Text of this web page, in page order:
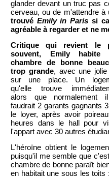
glander devant un truc pas
cerveau, ou de m'attendre
trouvé Emily in Paris si
agréable à regarder et ne
Critique qui revient le
souvent, Emily habite
chambre de bonne
trop grande, avec une
sur une place. Un
qu'elle trouve
alors que normalement
faudrait 2 garants gagnants
le loyer, après avoir
heures dans le hall pour
l'appart avec 30 autres
L'héroïne obtient le
puisqu'il me semble que
chambre de bonne paraît
en habitait une sous les